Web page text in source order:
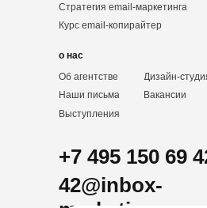
+7 495 150 69
42@inbox-
Стратегия email-маркетинга
Курс email-копирайтер
о нас
Об агентстве
Наши письма
Выступления
Дизайн-
Вакансии